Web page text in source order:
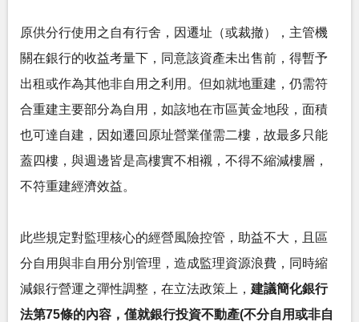
原供分行使用之自有行舍，因遷址（或裁撤），主管機
關在銀行的收益考量下，同意該資產未出售前，得暫予
出租或作為其他非自用之利用。但如就地重建，仍需符
合重建主要部分為自用，如該地在市區黃金地段，面積
也可達自建，因如遷回原址營業僅需二樓，故最多只能
蓋四樓，與週邊皆是高樓實不相襯，不得不縮減樓層，
不符重建經濟效益。
此些規定對監理核心的經營風險控管，助益不大，且區
分自用與非自用分別管理，造成監理資源浪費，同時縮
減銀行營運之彈性調整，在立法政策上， 建議簡化銀行
法第75條的內容，僅就銀行投資不動產(不分自用或非自